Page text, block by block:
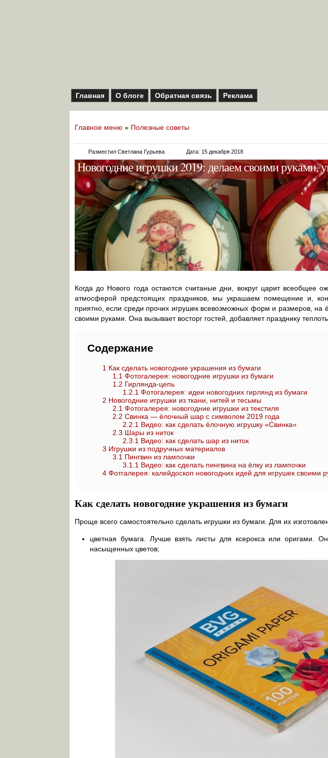
Главная О блоге Обратная связь Реклама
Главное меню » Полезные советы
Разместил Светлана Гурьева Дата: 15 декабря 2018
Новогодние игрушки 2019: делаем своими
Когда до Нового года остаются считаные дни, вокруг царит всеобщее
атмосферой предстоящих праздников, мы украшаем помещение и,
приятно, если среди прочих игрушек всевозможных форм и размеров, на
своими руками. Она вызывает восторг гостей, добавляет празднику
Содержание
1 Как сделать новогодние украшения из бумаги
1.1 Фотогалерея: новогодние игрушки из бумаги
1.2 Гирлянда-цепь
1.2.1 Фотогалерея: идеи новогодних гирлянд из бумаги
2 Новогодние игрушки из ткани, нитей и тесьмы
2.1 Фотогалерея: новогодние игрушки из текстиля
2.2 Свинка — ёлочный шар с символом 2019 года
2.2.1 Видео: как сделать ёлочную игрушку «Свинка»
2.3 Шары из ниток
2.3.1 Видео: как сделать шар из ниток
3 Игрушки из подручных материалов
3.1 Пингвин из лампочки
3.1.1 Видео: как сделать пингвина на ёлку из лампочки
4 Фотгалерея: калейдоскоп новогодних идей для игрушек своими
Как сделать новогодние украшения из бумаги
Проще всего самостоятельно сделать игрушки из бумаги. Для их
цветная бумага. Лучше взять листы для ксерокса или оригами.
насыщенных цветов;